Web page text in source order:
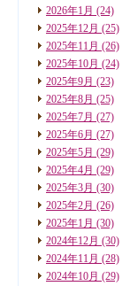
2026年1月 (24)
2025年12月 (25)
2025年11月 (26)
2025年10月 (24)
2025年9月 (23)
2025年8月 (25)
2025年7月 (27)
2025年6月 (27)
2025年5月 (29)
2025年4月 (29)
2025年3月 (30)
2025年2月 (26)
2025年1月 (30)
2024年12月 (30)
2024年11月 (28)
2024年10月 (29)